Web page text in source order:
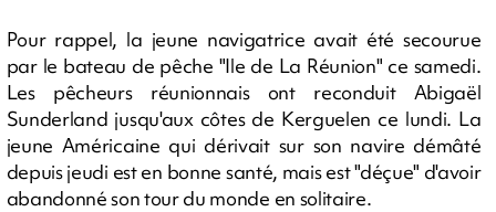
Pour rappel, la jeune navigatrice avait été secourue
par le bateau de pêche "Ile de La Réunion" ce samedi.
Les pêcheurs réunionnais ont reconduit Abigaël
Sunderland jusqu'aux côtes de Kerguelen ce lundi. La
jeune Américaine qui dérivait sur son navire démâté
depuis jeudi est en bonne santé, mais est "déçue" d'avoir
abandonné son tour du monde en solitaire.